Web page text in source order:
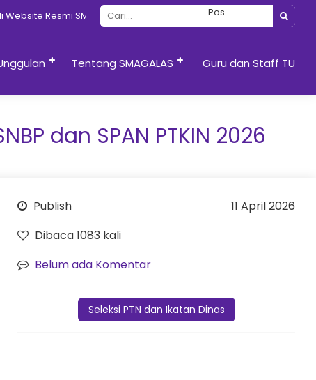
SMAN 13 Semarang
Tentang SMAGALAS Guru dan Staff TU
dan SPAN PTKIN 2026
Publish
11 April 2026
Dibaca 1083 kali
Belum ada Komentar
Seleksi PTN dan Ikatan Dinas